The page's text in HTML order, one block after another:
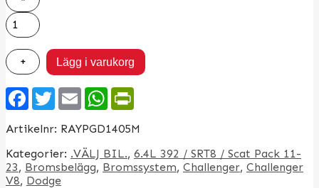
Bromsbelägg
Fram
Professional
Grade
R/T+
mängd
+ Lägg i varukorg
Facebook
TwitterEmailWhatsApp
Artikelnr: RAYPGD1405M
Kategorier: .VÄLJ BIL., 6.4L 392 / SRT8 / Scat Pack 11-
23, Bromsbelägg, Bromssystem, Challenger, Challenger
V8, Dodge